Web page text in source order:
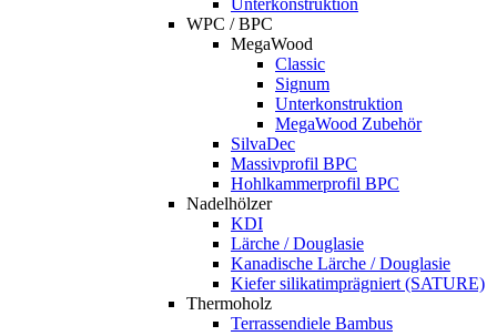
WPC / BPC
MegaWood
Classic
Signum
Unterkonstruktion
MegaWood Zubehör
SilvaDec
Massivprofil BPC
Hohlkammerprofil BPC
Nadelhölzer
KDI
Lärche / Douglasie
Kanadische Lärche / Douglasie
Kiefer silikatimprägniert (SATURE)
Thermoholz
Terrassendiele Bambus